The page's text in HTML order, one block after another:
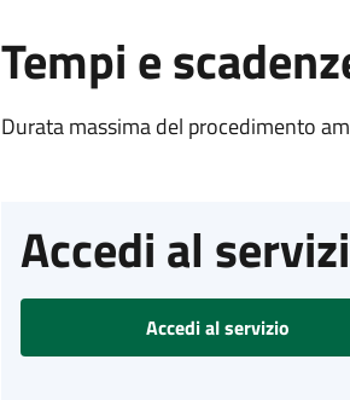
Tempi e
Durata massima del procedimento
Accedi al
Accedi al servizio